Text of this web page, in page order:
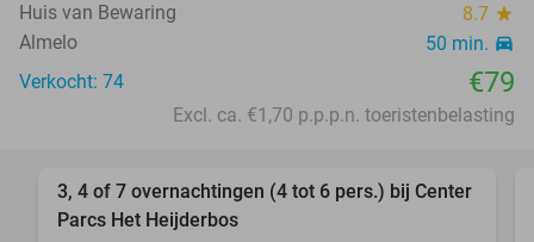
Huis van Bewaring 8.7 star
Almelo 50 min. directions_car
Verkocht: 74 €79
Excl. ca. €1,70 p.p.p.n. toeristenbelasting
3, 4 of 7 overnachtingen (4 tot 6 pers.) bij Center
Parcs Het Heijderbos